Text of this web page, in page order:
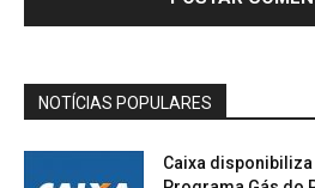
NOTÍCIAS POPULARES
Caixa